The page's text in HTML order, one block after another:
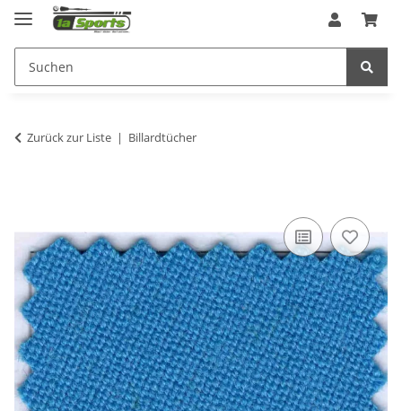
Zurück zur Liste Billardtücher